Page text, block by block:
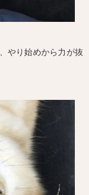
やり始めから力が抜